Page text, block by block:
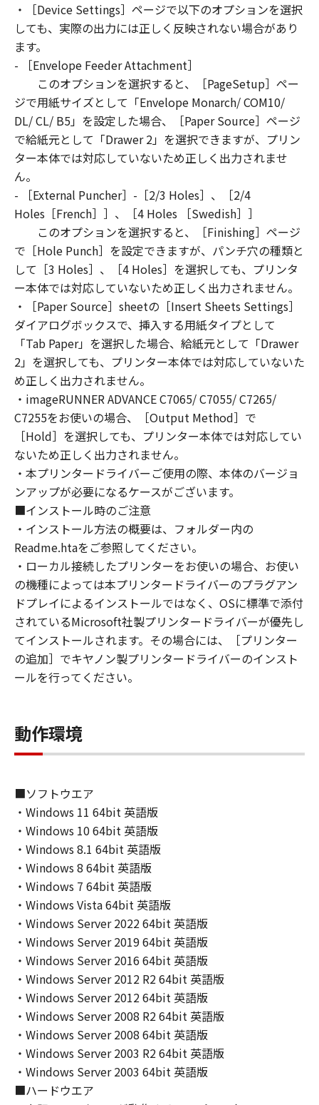
shall not assign, sublicense, sell, rent, lease,
loan, convey or transfer to any third party the
SOFTWARE. You shall not alter, translate or
convert to another programming language,
modify, disassemble, decompile or otherwise
reverse engineer the SOFTWARE and you shall
not have any third party to do so.
3. COPYRIGHT NOTICE
You shall not modify, remove or delete any
contained in the SOFTWARE, including any
copy thereof.
4. OWNERSHIP
Canon and its licensors retain in all respects
the title, ownership and intellectual property
rights in and to the SOFTWARE. Except as
expressly provided herein, no license or right,
express or implied, is hereby conveyed or
granted by Canon to you for any intellectual
property of Canon and its licensors.
5. EXPORT CONTROL
You agree to comply with all export laws and
restrictions and regulations of the country
involved, and not to export or re-export,
directly or indirectly, the SOFTWARE in
violation of any such laws, restrictions and
regulations, or without all necessary
approvals.
6. SUPPORT AND UPDATE
NEITHER CANON, CANON'S SUBSIDIARIES OR
AFFILIATES, THEIR DISTRIBUTORS, OR
DEALERS NOR CANON'S LICENSORS ARE
RESPONSIBLE FOR MAINTAINING OR
HELPING YOU TO USE THE SOFTWARE, OR
PROVIDING YOU WITH ANY UPDATES, FIXES
OR SUPPORT FOR THE SOFTWARE
HEREUNDER.
7. DISCLAIMER OF WARRANTIES AND
LIABILITY
[NO WARRANTY] THE SOFTWARE IS
INCLUDING, BUT NOT LIMITED TO THE
IMPLIED WARRANTIES OF MERCHANTABILITY
THE ENTIRE RISK AS TO THE QUALITY AND
PERFORMANCE OF THE SOFTWARE IS WITH
YOU. SHOULD THE SOFTWARE PROVE
DEFECTIVE, YOU ASSUME THE ENTIRE COST
OF ALL NECESSARY SERVICING, REPAIR OR
CORRECTION. SOME STATES OR LEGAL
JURISDICTIONS DO NOT ALLOW THE
EXCLUSION OF IMPLIED WARRANTIES, SO
THE ABOVE EXCLUSION MAY NOT APPLY TO
YOU.
THIS WARRANTY GIVES YOU SPECIFIC LEGAL
RIGHTS AND YOU MAY ALSO HAVE OTHER
RIGHTS WHICH VARY FROM STATE TO STATE
OR JURISDICTION TO JURISDICTION.
NEITHER CANON, CANON'S SUBSIDIARIES OR
AFFILIATES, THEIR DISTRIBUTORS, OR
DEALERS NOR CANON'S LICENSORS
WARRANT THAT THE FUNCTIONS
CONTAINED IN THE SOFTWARE WILL MEET
・［Device Settings］ページで以下のオプションを選択
しても、実際の出力には正しく反映されない場合があり
ます。
- ［Envelope Feeder Attachment］
このオプションを選択すると、［PageSetup］ペー
ジで用紙サイズとして「Envelope Monarch/ COM10/
DL/ CL/ B5」を設定した場合、［Paper Source］ページ
で給紙元として「Drawer 2」を選択できますが、プリン
ター本体では対応していないため正しく出力されませ
ん。
- ［External Puncher］-［2/3 Holes］、［2/4
Holes［French］］、［4 Holes ［Swedish］］
このオプションを選択すると、［Finishing］ページ
で［Hole Punch］を設定できますが、パンチ穴の種類と
して［3 Holes］、［4 Holes］を選択しても、プリンタ
ー本体では対応していないため正しく出力されません。
・［Paper Source］sheetの［Insert Sheets Settings］
ダイアログボックスで、挿入する用紙タイプとして
「Tab Paper」を選択した場合、給紙元として「Drawer
2」を選択しても、プリンター本体では対応していないた
め正しく出力されません。
・imageRUNNER ADVANCE C7065/ C7055/ C7265/
C7255をお使いの場合、［Output Method］で
［Hold］を選択しても、プリンター本体では対応してい
ないため正しく出力されません。
・本プリンタードライバーご使用の際、本体のバージョ
ンアップが必要になるケースがございます。
■インストール時のご注意
・インストール方法の概要は、フォルダー内の
Readme.htaをご参照してください。
・ローカル接続したプリンターをお使いの場合、お使い
の機種によっては本プリンタードライバーのプラグアン
ドプレイによるインストールではなく、OSに標準で添付
されているMicrosoft社製プリンタードライバーが優先し
てインストールされます。その場合には、［プリンター
の追加］でキヤノン製プリンタードライバーのインスト
ールを行ってください。
動作環境
■ソフトウエア
・Windows 11 64bit 英語版
・Windows 10 64bit 英語版
・Windows 8.1 64bit 英語版
・Windows 8 64bit 英語版
・Windows 7 64bit 英語版
・Windows Vista 64bit 英語版
・Windows Server 2022 64bit 英語版
・Windows Server 2019 64bit 英語版
・Windows Server 2016 64bit 英語版
・Windows Server 2012 R2 64bit 英語版
・Windows Server 2012 64bit 英語版
・Windows Server 2008 R2 64bit 英語版
・Windows Server 2008 64bit 英語版
・Windows Server 2003 R2 64bit 英語版
・Windows Server 2003 64bit 英語版
■ハードウエア